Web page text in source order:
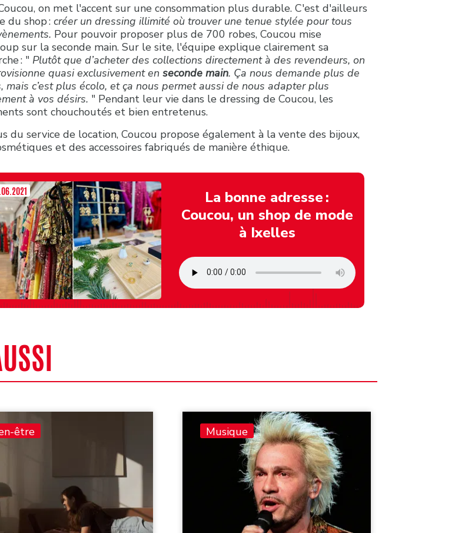
on met l'accent sur une consommation plus durable. C'est d'ailleurs
du shop : créer un dressing illimité où trouver une tenue stylée pour tous
Pour pouvoir proposer plus de 700 robes, Coucou mise
sur la seconde main. Sur le site, l'équipe explique clairement sa
: " Plutôt que d’acheter des collections directement à des revendeurs, on
quasi exclusivement en seconde main. Ça nous demande plus de
mais c’est plus écolo, et ça nous permet aussi de nous adapter plus
à vos désirs. " Pendant leur vie dans le dressing de Coucou, les
sont chouchoutés et bien entretenus.
du service de location, Coucou propose également à la vente des bijoux,
et des accessoires fabriqués de manière éthique.
La bonne adresse :
Coucou, un shop de mode
à Ixelles
être Musique